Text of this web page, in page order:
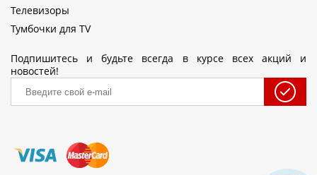
Телевизоры
Тумбочки для TV
Подпишитесь и будьте всегда в курсе всех акций и
новостей!